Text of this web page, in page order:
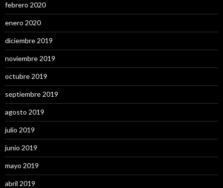
febrero 2020
enero 2020
diciembre 2019
noviembre 2019
octubre 2019
septiembre 2019
agosto 2019
julio 2019
junio 2019
mayo 2019
abril 2019